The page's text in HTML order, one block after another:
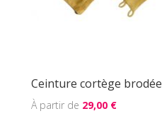
Ceinture cortège brodée
29,00 €